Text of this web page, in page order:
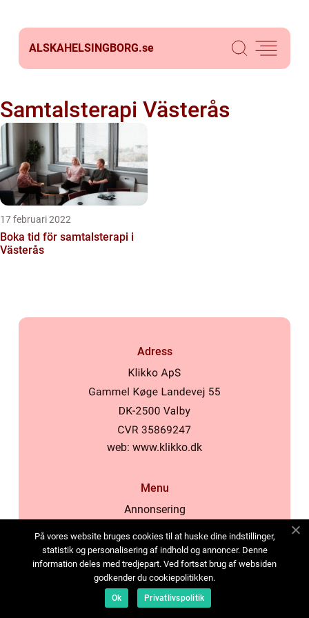
ALSKAHELSINGBORG.se
Samtalsterapi Västerås
17 februari 2022
Boka tid för samtalsterapi i
Västerås
Adress
web: www.klikko.dk
Menu
Annonsering
Cookies
Kontakta oss
Sitemap
På vores website bruges cookies til at huske dine indstillinger,
statistik og personalisering af indhold og annoncer. Denne
information deles med tredjepart. Ved fortsat brug af websiden
godkender du cookiepolitikken.
Ok Privatlivspolitik